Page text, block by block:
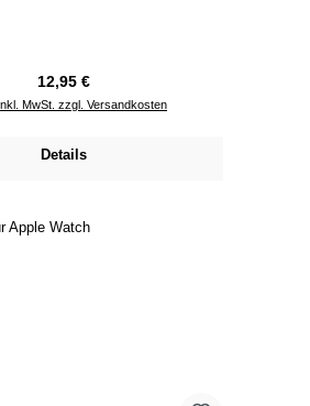
Regulärer Preis:
12,95 €
MwSt. zzgl. Versandkosten
Details